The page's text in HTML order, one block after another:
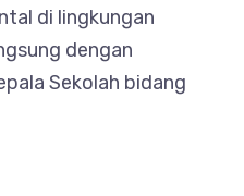
di lingkungan
dengan
Sekolah bidang